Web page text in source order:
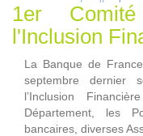
1er
l'Inclusion
La Banque de
septembre dernier
l’Inclusion
Département, les
bancaires, diverses